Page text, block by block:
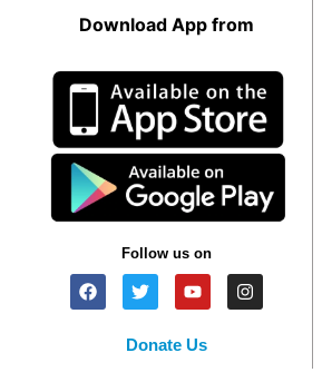
Download App from
Follow us on
Donate Us